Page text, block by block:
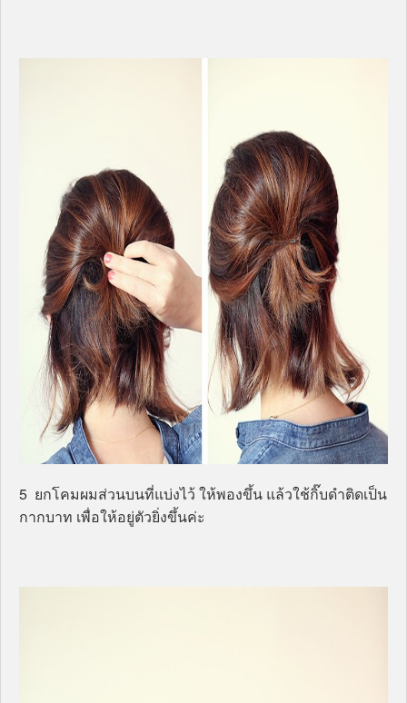
5 ยกโคมผมส่วนบนที่แบ่งไว้ ให้พองขึ้น แล้วใช้กิ๊บดำติดเป็น
กากบาท เพื่อให้อยู่ตัวยิ่งขึ้นค่ะ